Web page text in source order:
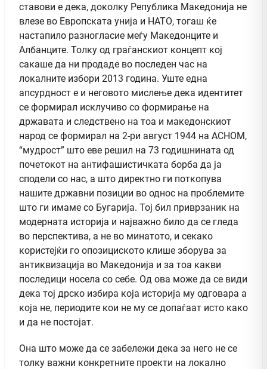
ставови е дека, доколку Република Македонија не
влезе во Европската унија и НАТО, тогаш ќе
настапило разногласие меѓу Македонците и
Албанците. Толку од граѓанскиот концепт кој
сакаше да ни продаде во последен час на
локалните избори 2013 година. Уште една
апсурдност е и неговото мислење дека идентитет
се формирал исклучиво со формирање на
државата и следствено на тоа и македонскиот
народ се формирал на 2-ри август 1944 на АСНОМ,
“мудрост” што еве решил на 73 годишнината од
почетокот на антифашистичката борба да ja
сподели со нас, а што директно ги поткопува
нашите државни позиции во однос на проблемите
што ги имаме со Бугарија. Тој бил приврзаник на
модерната историја и најважно било да се гледа
во перспектива, а не во минатото, и секако
користејќи го опозициското клише зборува за
антиквизација во Македонија и за тоа какви
последици носела со себе. Од ова може да се види
дека тој дрско избира која историја му одговара а
која не, периодите кои не му се допаѓаат исто како
и да не постојат.
Она што може да се забележи дека за него не се
толку важни конкретните проекти на локално